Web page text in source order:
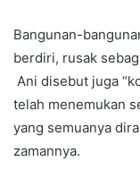
Bangunan-
berdiri, rusak
Ani disebut juga
telah menemukan
yang semuanya
zamannya.